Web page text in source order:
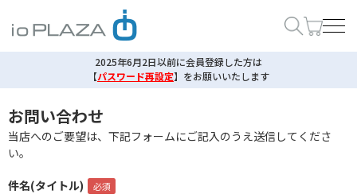
2025年6月2日以前に会員登録した方は
【パスワード再設定】 をお願いいたします
お問い合わせ
当店へのご要望は、下記フォームにご記入のうえ送信してくださ
い。
件名(タイトル)